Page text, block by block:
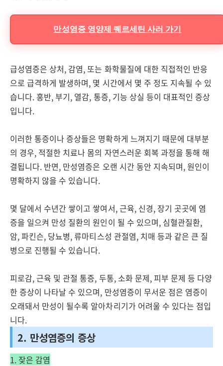
만성염증 영양제 퀘르세틴 사러 가기
급성염증은 상처, 감염, 또는 화학물질에 대한 직접적인 반응
으로 급격하게 발생하며, 몇 시간에서 몇 주 정도 지속될 수 있
습니다. 홍반, 부기, 열감, 통증, 기능 상실 등이 대표적인 증상
입니다.
이러한 통증이나 증상들은 명확하게 느껴지기 때문에 대부분
의 경우, 적절한 치료나 몸의 자연스러운 회복 과정을 통해 해
결됩니다. 반면, 만성염증은 오랜 시간 동안 지속되며, 원인이
명확하지 않을 수 있습니다.
몇 달에서 수년간 쌓이고 쌓여서, 근육, 신경, 장기 곳곳에 염
증을 일으켜 만성 질환의 원인이 될 수 있으며, 심혈관질환,
암, 파킨슨, 당뇨병, 류마티스성 관절염, 치매 등과 같은 큰 질
병으로 진행될 수 있습니다.
피로감, 근육 및 관절 통증, 두통, 소화 문제, 피부 문제 등 다양
한 증상이 나타날 수 있으며, 만성염증이 무서운 점은 염증이
오래돼서 만성이 될수록 알아차리기가 어려울 수 있다는 점입
니다.
2. 만성염증의 증상
1. 잦은 감염